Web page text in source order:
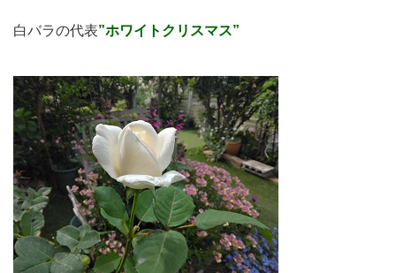
白バラの代表”ホワイトクリスマス”